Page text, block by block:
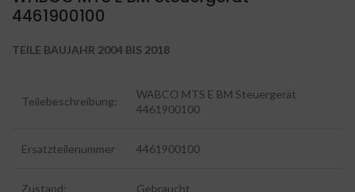
4461900100
TEILE BAUJAHR 2004 BIS 2018
Teilebeschreibung:
WABCO MTS E BM Steuergerät
4461900100
Ersatzteilenummer 4461900100
Zustand: Gebraucht